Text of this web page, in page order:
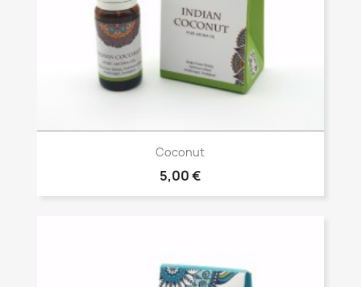
Vista rápida
Coconut
5,00 €